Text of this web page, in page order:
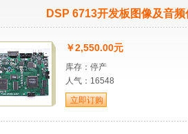
DSP 6713开发板图像及音
￥2,550.00元
库存：停产
人气：16548